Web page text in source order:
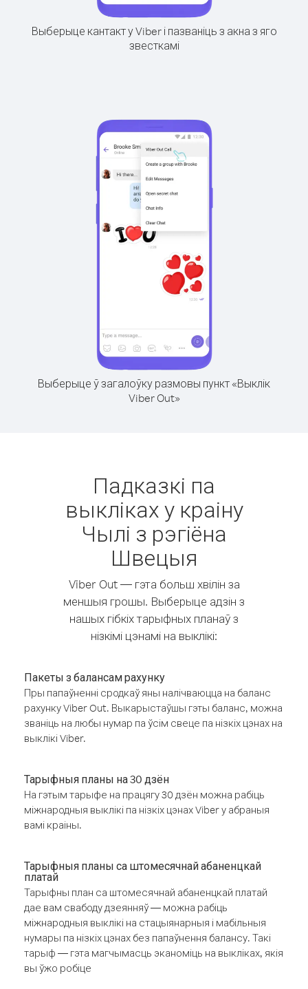
Выберыце кантакт у Viber і пазваніць з акна з яго
звесткамі
Выберыце ў загалоўку размовы пункт «Выклік
Viber Out»
Падказкі па
выкліках у краіну
Чылі з рэгіёна
Швецыя
Viber Out — гэта больш хвілін за
меншыя грошы. Выберыце адзін з
нашых гібкіх тарыфных планаў з
нізкімі цэнамі на выклікі:
Пакеты з балансам рахунку
Пры папаўненні сродкаў яны налічваюцца на баланс
рахунку Viber Out. Выкарыстаўшы гэты баланс, можна
званіць на любы нумар па ўсім свеце па нізкіх цэнах на
выклікі Viber.
Тарыфныя планы на 30 дзён
На гэтым тарыфе на працягу 30 дзён можна рабіць
міжнародныя выклікі па нізкіх цэнах Viber у абраныя
вамі краіны.
Тарыфныя планы са штомесячнай абаненцкай
платай
Тарыфны план са штомесячнай абаненцкай платай
дае вам свабоду дзеянняў — можна рабіць
міжнародныя выклікі на стацыянарныя і мабільныя
нумары па нізкіх цэнах без папаўнення балансу. Такі
тарыф — гэта магчымасць эканоміць на выкліках, якія
вы ўжо робіце